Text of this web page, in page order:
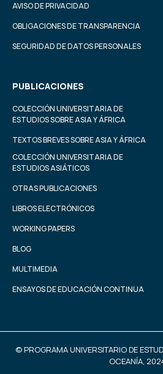
AVISO DE PRIVACIDAD
OBLIGACIONES DE TRANSPARENCIA
SEGURIDAD DE DATOS PERSONALES
PUBLICACIONES
COLECCIÓN UNIVERSITARIA DE
ESTUDIOS SOBRE ASIA Y ÁFRICA
TEXTOS BREVES SOBRE ASIA Y ÁFRICA
COLECCIÓN UNIVERSITARIA DE
ESTUDIOS ASIÁTICOS
OTRAS PUBLICACIONES
LIBROS ELECTRÓNICOS
WORKING PAPERS
BLOG
MULTIMEDIA
ENSAYOS DE EDUCACIÓN CONTINUA
© PROGRAMA UNIVERSITARIO DE
OCEANÍA,